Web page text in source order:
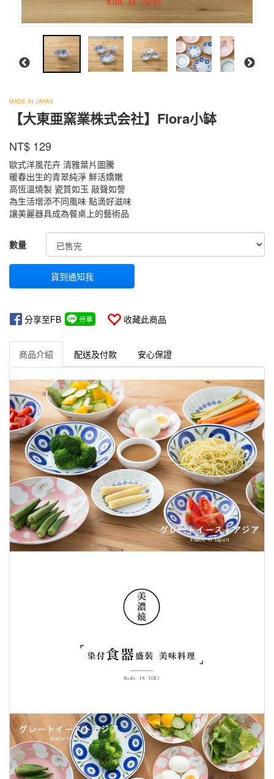
MADE IN JAPAN
【大東亜窯業株式会社】Flora小缽
商品代號 FROY14B
FROY14B
品牌
東
亜
窯
業
株
式
会
社
NT$ 129
歐式洋風花卉 清雅葉片圖騰
暖春出生的青翠純淨 鮮活嬌嫩
高恆溫燒製 瓷質如玉 敲聲如謦
為生活增添不同風味 點滴好滋味
讓美麗器具成為餐桌上的藝術品
GOODS000000000000000000707
數量
貨到通知我
分享至FB 收藏此商品
商品介紹 配送及付款 安心保證